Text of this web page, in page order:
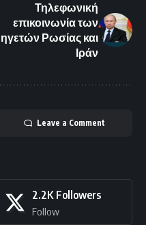
Τηλεφωνική
επικοινωνία των
ηγετών Ρωσίας και
Ιράν
Leave a Comment
2.2K Followers
Follow